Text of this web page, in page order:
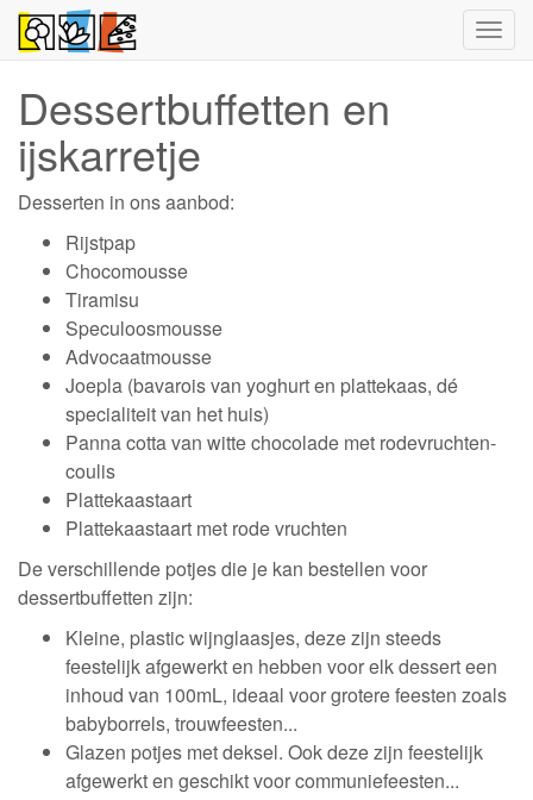
Dessertbuffetten en
ijskarretje
Desserten in ons aanbod:
Rijstpap
Chocomousse
Tiramisu
Speculoosmousse
Advocaatmousse
Joepla (bavarois van yoghurt en plattekaas, dé
specialiteit van het huis)
Panna cotta van witte chocolade met rodevruchten-
coulis
Plattekaastaart
Plattekaastaart met rode vruchten
De verschillende potjes die je kan bestellen voor
dessertbuffetten zijn:
Kleine, plastic wijnglaasjes, deze zijn steeds
feestelijk afgewerkt en hebben voor elk dessert een
inhoud van 100mL, ideaal voor grotere feesten zoals
babyborrels, trouwfeesten...
Glazen potjes met deksel. Ook deze zijn feestelijk
afgewerkt en geschikt voor communiefeesten...